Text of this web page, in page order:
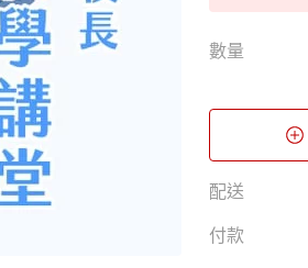
數量
配送
付款